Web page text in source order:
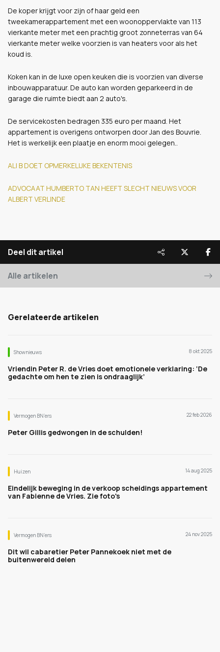
De koper krijgt voor zijn of haar geld een
tweekamerappartement met een woonoppervlakte van 113
vierkante meter met een prachtig groot zonneterras van 64
vierkante meter welke voorzien is van heaters voor als het
koud is.
Koken kan in de luxe open keuken die is voorzien van diverse
inbouwapparatuur. De auto kan worden geparkeerd in de
garage die ruimte biedt aan 2 auto's.
De servicekosten bedragen 335 euro per maand. Het
appartement is overigens ontworpen door Jan des Bouvrie.
Het is werkelijk een plaatje en enorm mooi gelegen..
ALI B DOET OPMERKELIJKE BEKENTENIS
ADVOCAAT HUMBERTO TAN HEEFT SLECHT NIEUWS VOOR
ALBERT VERLINDE
Deel dit artikel
Alle artikelen
Gerelateerde artikelen
Shownieuws 8 okt 2025
Vriendin Peter R. de Vries doet emotionele verklaring: ‘De
gedachte om hen te zien is ondraaglijk’
Vermogen BN’ers 22 feb 2026
Peter Gillis gedwongen in de schulden!
Huizen 14 aug 2025
Eindelijk beweging in de verkoop scheidings appartement
van Fabienne de Vries. Zie foto's
Vermogen BN’ers 24 nov 2025
Dit wil cabaretier Peter Pannekoek niet met de
buitenwereld delen